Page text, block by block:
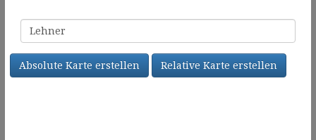
Familienname
Absolute Karte erstellen Relative Karte erstellen